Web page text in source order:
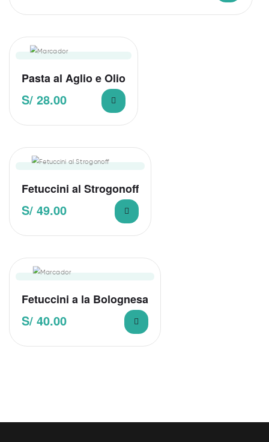
Pasta al Aglio e Olio
S/ 28.00
Fetuccini al Strogonoff
S/ 49.00
Fetuccini a la Bolognesa
S/ 40.00